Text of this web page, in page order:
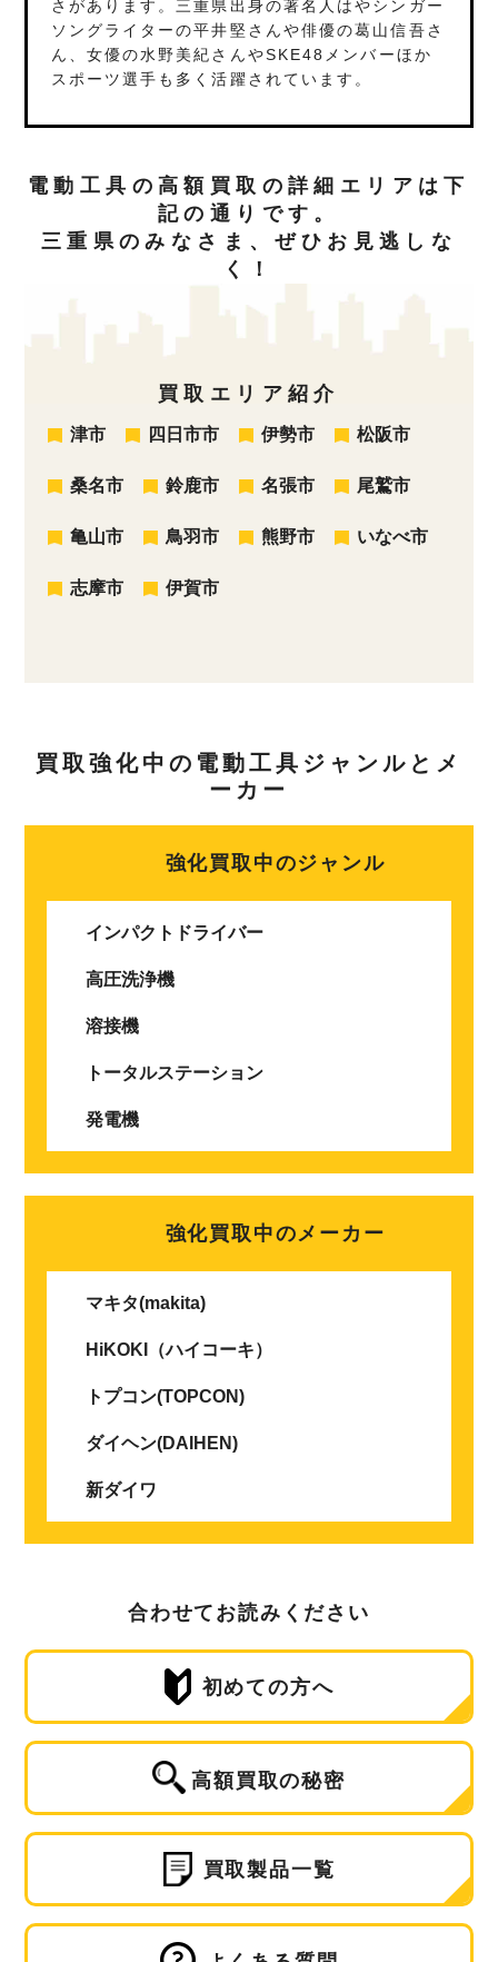
さがあります。三重県出身の著名人はやシンガー
ソングライターの平井堅さんや俳優の葛山信吾さ
ん、女優の水野美紀さんやSKE48メンバーほか
スポーツ選手も多く活躍されています。
電動工具の高額買取の詳細エリアは下
記の通りです。
三重県のみなさま、ぜひお見逃しな
く！
買取エリア紹介
津市 四日市市 伊勢市 松阪市
桑名市 鈴鹿市 名張市 尾鷲市
亀山市 鳥羽市 熊野市 いなべ市
志摩市 伊賀市
買取強化中の電動工具ジャンルとメ
ーカー
強化買取中のジャンル
インパクトドライバー
高圧洗浄機
溶接機
トータルステーション
発電機
強化買取中のメーカー
マキタ(makita)
HiKOKI（ハイコーキ）
トプコン(TOPCON)
ダイヘン(DAIHEN)
新ダイワ
合わせてお読みください
初めての方へ
高額買取の秘密
買取製品一覧